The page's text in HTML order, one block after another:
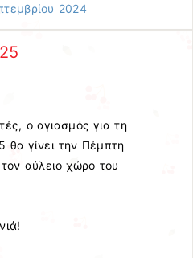
2024
ο αγιασμός για τη
θα γίνει την Πέμπτη
αύλειο χώρο του